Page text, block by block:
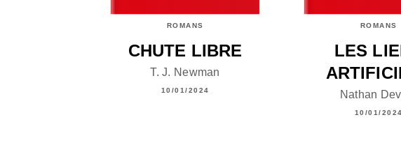
ROMANS
CHUTE LIBRE
T. J. Newman
10/01/2024
ROMANS
LES
Nathan
10/01/2024